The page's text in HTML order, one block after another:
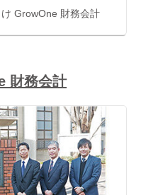
GrowOne 財務会計
財務会計